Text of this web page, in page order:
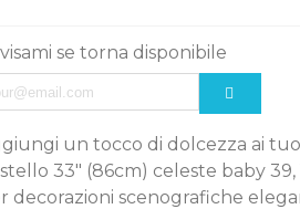
se torna disponibile
un tocco di dolcezza ai
33" (86cm) celeste baby
decorazioni scenografiche